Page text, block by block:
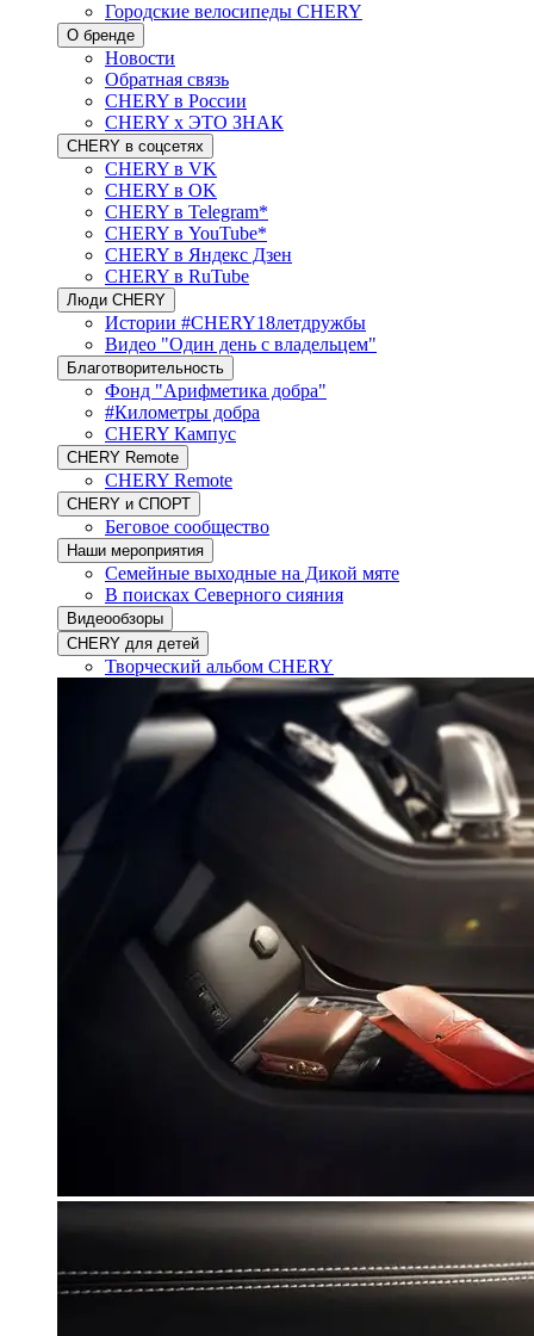
Городские велосипеды CHERY
О бренде
Новости
Обратная связь
CHERY в России
CHERY x ЭТО ЗНАК
CHERY в соцсетях
CHERY в VK
CHERY в OK
CHERY в Telegram*
CHERY в YouTube*
CHERY в Яндекс Дзен
CHERY в RuTube
Люди CHERY
Истории #CHERY18летдружбы
Видео "Один день с владельцем"
Благотворительность
Фонд "Арифметика добра"
#Километры добра
CHERY Кампус
CHERY Remote
CHERY Remote
CHERY и СПОРТ
Беговое сообщество
Наши мероприятия
Семейные выходные на Дикой мяте
В поисках Северного сияния
Видеообзоры
CHERY для детей
Творческий альбом CHERY